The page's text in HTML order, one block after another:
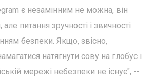
є незамінним не можна, він
питання зручності і звичності
безпеки. Якщо, звісно,
натягнути сову на глобус і
мережі небезпеки не існує", --